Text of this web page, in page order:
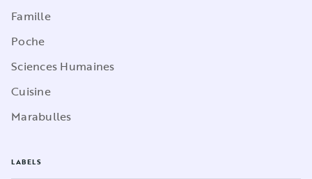
Famille
Poche
Sciences Humaines
Cuisine
Marabulles
LABELS